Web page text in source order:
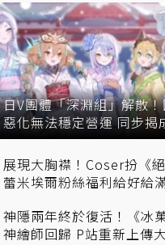
日V團體「深淵組」解散
惡化無法穩定營運 同步揭
來去向
展現大胸襟！Coser扮《絕
蕾米埃爾粉絲福利給好給
神隱兩年終於復活！《冰
神繪師回歸 P站重新上傳